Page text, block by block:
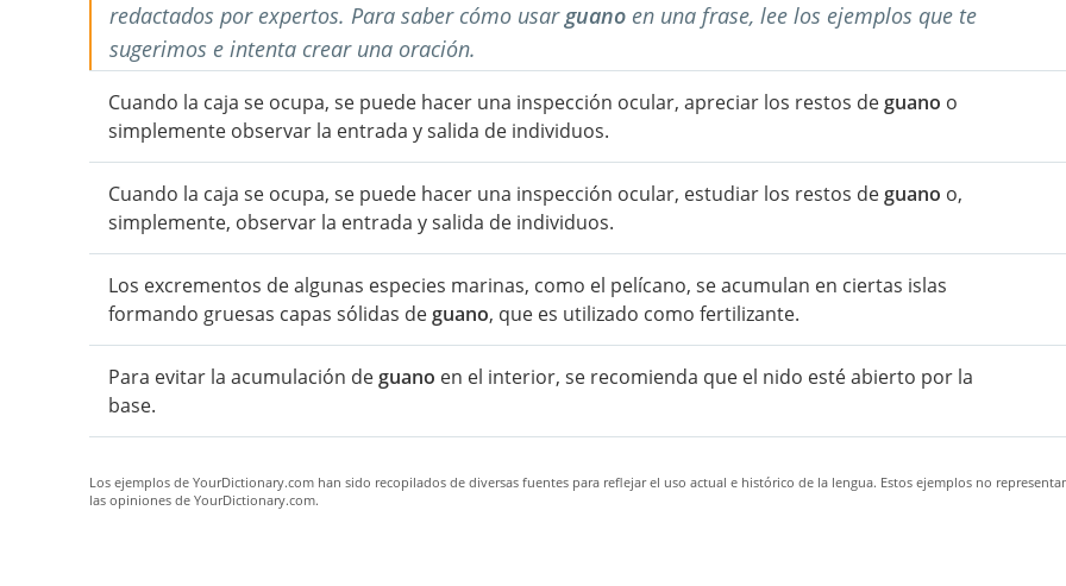
redactados por expertos. Para saber cómo usarguano en una frase, lee los ejemplos que te
sugerimos e intenta crear una oración.
Cuando la caja se ocupa, se puede hacer una inspección ocular, apreciar los restos deguano o
simplemente observar la entrada y salida de individuos.
Cuando la caja se ocupa, se puede hacer una inspección ocular, estudiar los restos deguano o,
simplemente, observar la entrada y salida de individuos.
Los excrementos de algunas especies marinas, como el pelícano, se acumulan en ciertas islas
formando gruesas capas sólidas deguano, que es utilizado como fertilizante.
Para evitar la acumulación deguano en el interior, se recomienda que el nido esté abierto por la
base.
Los ejemplos de YourDictionary.com han sido recopilados de diversas fuentes para reflejar el uso actual e histórico de la lengua. Estos ejemplos no
las opiniones de YourDictionary.com.